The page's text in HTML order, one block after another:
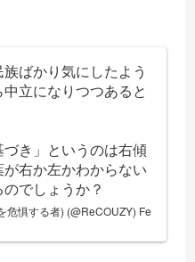
ばかり気にしたよう
立になりつつあると
き」というのは右傾
右か左かわからない
でしょうか？
惧する者) (@ReCOUZY) Fe